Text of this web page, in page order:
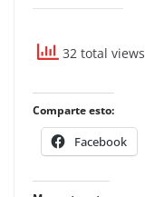
32 total views
Comparte esto:
Facebook